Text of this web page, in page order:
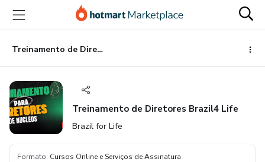
para
conteúdo
principal
para
pagamento
para
rodapé
Treinamento de Diretores Brazil4 Life
Treinamento de Diretores Brazil4 Life
Brazil for Life
Formato: Cursos Online e Serviços de Assinatura